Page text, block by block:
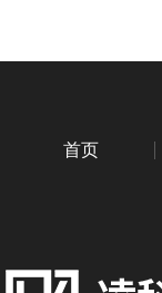
首页